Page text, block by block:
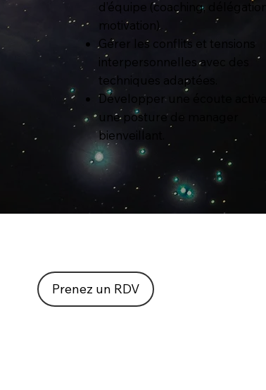
d’équipe (coaching, délégation,
motivation).
Gérer les conflits et tensions
interpersonnelles avec des
techniques adaptées.
Développer une écoute active
une posture de manager
bienveillant.
Prenez un RDV